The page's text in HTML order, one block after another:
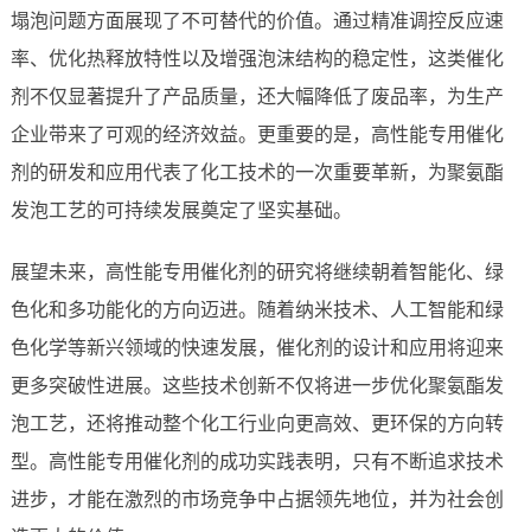
塌泡问题方面展现了不可替代的价值。通过精准调控反应速
率、优化热释放特性以及增强泡沫结构的稳定性，这类催化
剂不仅显著提升了产品质量，还大幅降低了废品率，为生产
企业带来了可观的经济效益。更重要的是，高性能专用催化
剂的研发和应用代表了化工技术的一次重要革新，为聚氨酯
发泡工艺的可持续发展奠定了坚实基础。
展望未来，高性能专用催化剂的研究将继续朝着智能化、绿
色化和多功能化的方向迈进。随着纳米技术、人工智能和绿
色化学等新兴领域的快速发展，催化剂的设计和应用将迎来
更多突破性进展。这些技术创新不仅将进一步优化聚氨酯发
泡工艺，还将推动整个化工行业向更高效、更环保的方向转
型。高性能专用催化剂的成功实践表明，只有不断追求技术
进步，才能在激烈的市场竞争中占据领先地位，并为社会创